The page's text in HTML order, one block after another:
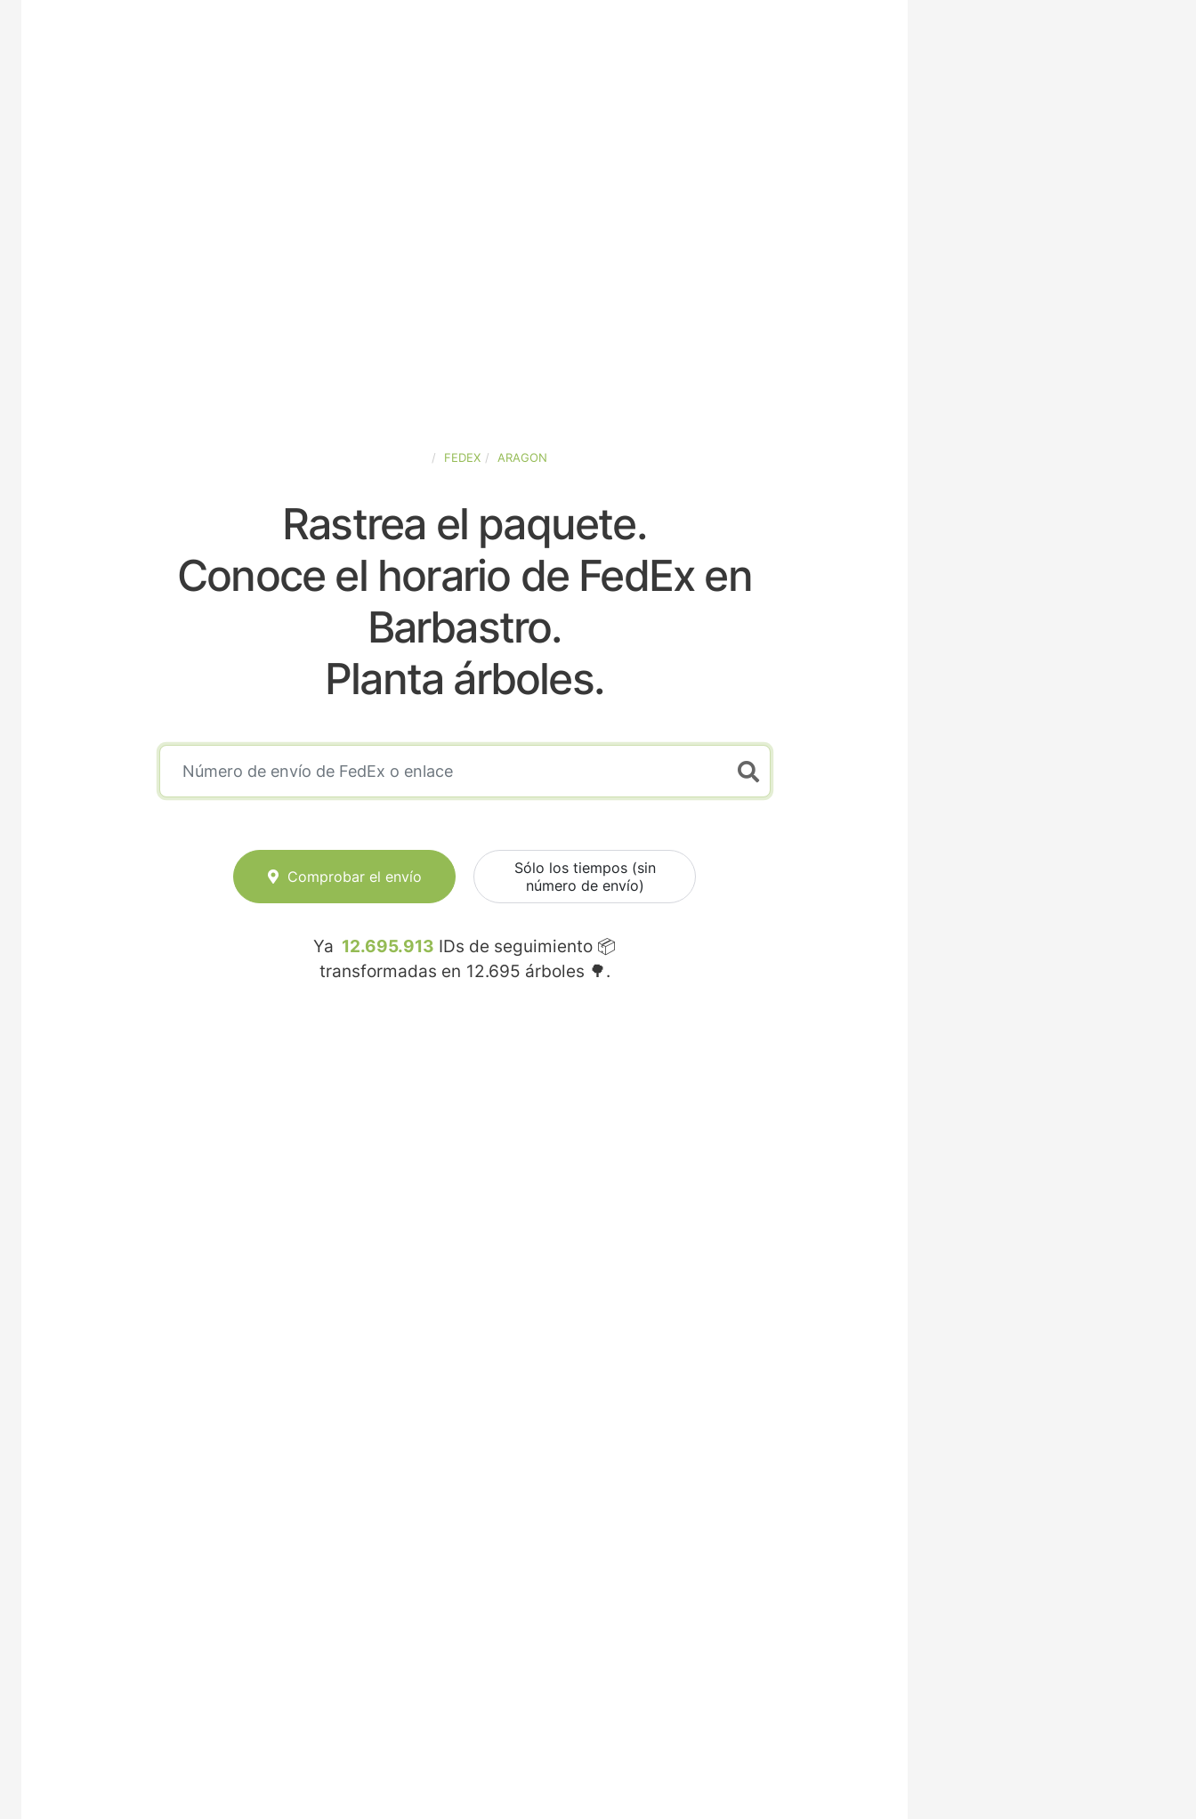
FEDEX ARAGON
Rastrea el paquete.
Conoce el horario de FedEx en
Barbastro.
Planta árboles.
Comprobar el envío
Sólo los tiempos (sin
número de envío)
Ya 12.695.913 IDs de seguimiento 📦
transformadas en 12.695 árboles 🌳.